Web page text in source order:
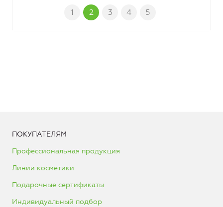
1 2 3 4 5
ПОКУПАТЕЛЯМ
Профессиональная продукция
Линии косметики
Подарочные сертификаты
Индивидуальный подбор